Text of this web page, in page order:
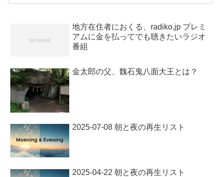
地方在住者におくる、radiko.jp プレミ
アムに金を払ってでも聴きたいラジオ
番組
金太郎の父、魏石鬼八面大王とは？
2025-07-08 朝と夜の再生リスト
2025-04-22 朝と夜の再生リスト